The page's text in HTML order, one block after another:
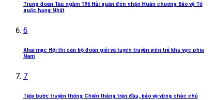
Trung đoàn Tàu ngầm 196 Hải quân đón nhận Huân chương Bảo vệ Tổ
quốc hạng Nhất
6
Khai mạc Hội thi cán bộ đoàn giỏi và tuyên truyền viên trẻ khu vực phía
Nam
7
Tiếp bước truyền thống Chiến thắng trận đầu, bảo vệ vững chắc chủ